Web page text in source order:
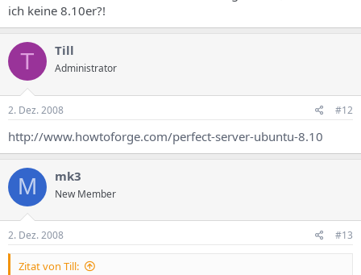
ich keine 8.10er?!
T Till
Administrator
2. Dez. 2008 #12
http://www.howtoforge.com/perfect-server-ubuntu-8.10
M mk3
New Member
2. Dez. 2008 #13
Zitat von Till: